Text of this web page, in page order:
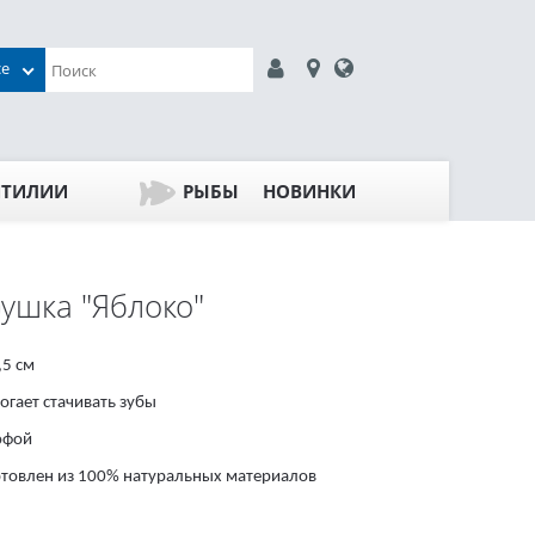
РЫБЫ НОВИНКИ
"Яблоко"
см
стачивать зубы
из 100% натуральных материалов